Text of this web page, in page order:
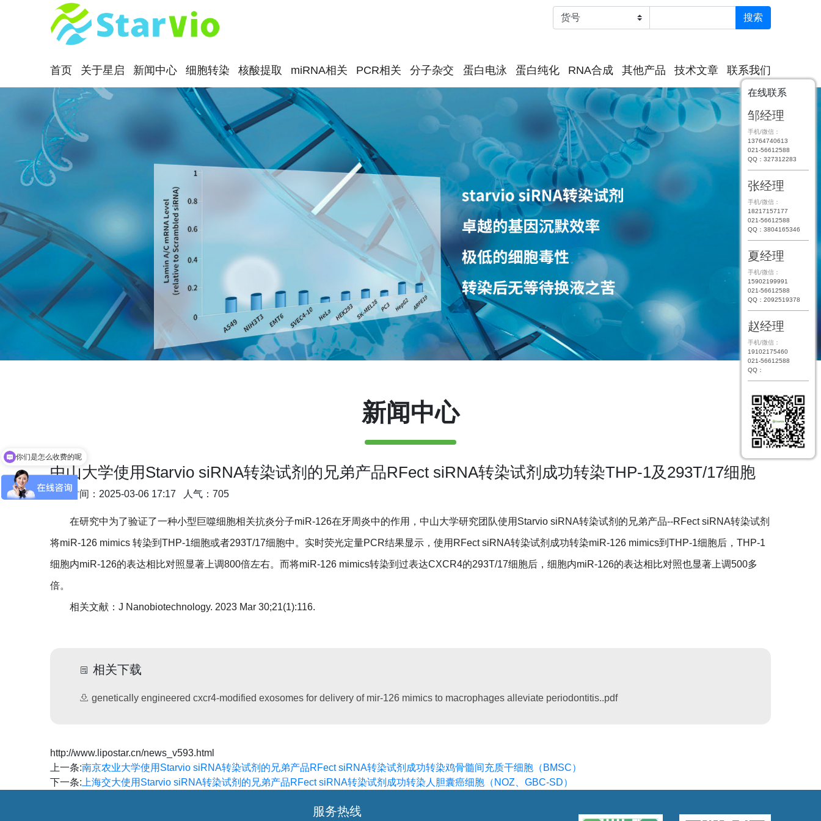
首页 关于星启 新闻中心 细胞转染 核酸提取 miRNA相关 PCR相关 分子杂交 蛋白电泳 蛋白纯化 RNA合成 其他产品 技术文章 联系我们
新闻中心
中山大学使用Starvio siRNA转染试剂的兄弟产品RFect siRNA转染试剂成功转染THP-1及293T/17细胞
发布时间：2025-03-06 17:17 人气：705
在研究中为了验证了一种小型巨噬细胞相关抗炎分子miR-126在牙周炎中的作用，中山大学研究团队使用Starvio siRNA转染试剂的兄弟产品--RFect siRNA转染试剂
将miR-126 mimics 转染到THP-1细胞或者293T/17细胞中。实时荧光定量PCR结果显示，使用RFect siRNA转染试剂成功转染miR-126 mimics到THP-1细胞后，THP-1
细胞内miR-126的表达相比对照显著上调800倍左右。而将miR-126 mimics转染到过表达CXCR4的293T/17细胞后，细胞内miR-126的表达相比对照也显著上调500多
倍。
相关文献：J Nanobiotechnology. 2023 Mar 30;21(1):116.
相关下载
genetically engineered cxcr4-modified exosomes for delivery of mir-126 mimics to macrophages alleviate periodontitis..pdf
http://www.lipostar.cn/news_v593.html
上一条:南京农业大学使用Starvio siRNA转染试剂的兄弟产品RFect siRNA转染试剂成功转染鸡骨髓间充质干细胞（BMSC）
下一条: 上海交大使用Starvio siRNA转染试剂的兄弟产品RFect siRNA转染试剂成功转染人胆囊癌细胞（NOZ、GBC-SD）
服务热线
在线联系
邹经理
手机/微信：
13764740613
021-56612588
QQ：327312283
张经理
手机/微信：
18217157177
021-56612588
QQ：3804165346
夏经理
手机/微信：
15902199991
021-56612588
QQ：2092519378
赵经理
手机/微信：
19102175460
021-56612588
QQ：
你们是怎么收费的呢